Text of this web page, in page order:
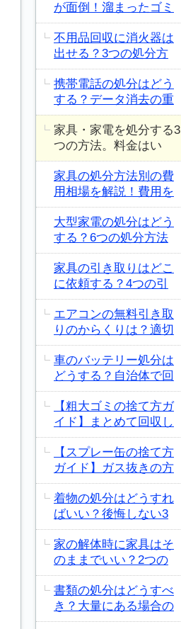
が面倒！溜まったゴミ
不用品回収に消火器は
出せる？3つの処分方
携帯電話の処分はどう
する？データ消去の重
家具・家電を処分する3
つの方法。料金はい
家具の処分方法別の費
用相場を解説！費用を
大型家電の処分はどう
する？6つの処分方法
家具の引き取りはどこ
に依頼する？4つの引
エアコンの無料引き取
りのからくりは？適切
車のバッテリー処分は
どうする？自治体で回
【粗大ゴミの捨て方ガ
イド】まとめて回収し
【スプレー缶の捨て方
ガイド】ガス抜きの方
着物の処分はどうすれ
ばいい？後悔しない3
家の解体時に家具はそ
のままでいい？2つの
書類の処分はどうすべ
き？大量にある場合の